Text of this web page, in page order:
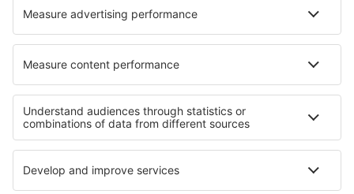
Cariere
Termeni şi condiţii
Rezervările mele
Politica de Confidențialitate
Politică cookie
Asistenţă şi contact